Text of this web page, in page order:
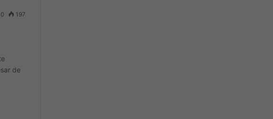
0
197
de